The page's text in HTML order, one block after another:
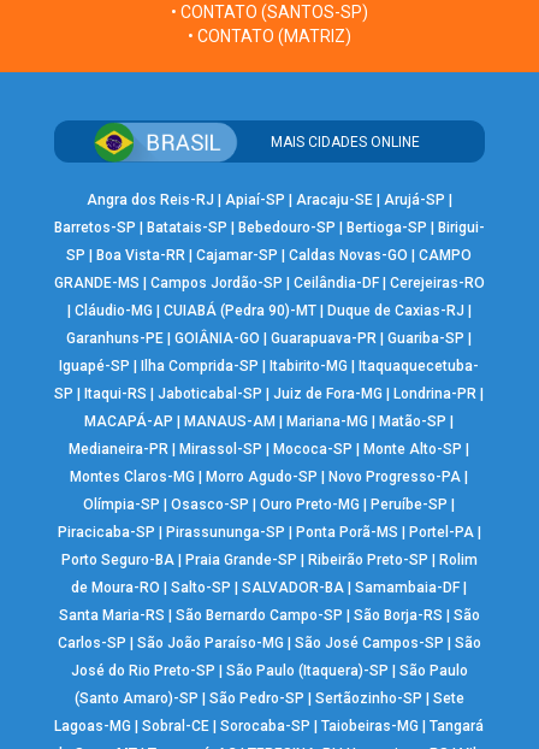
• CONTATO (SANTOS-SP)
• CONTATO (MATRIZ)
MAIS CIDADES ONLINE
Angra dos Reis-RJ | Apiaí-SP | Aracaju-SE| Arujá-SP |
Barretos-SP | Batatais-SP | Bebedouro-SP | Bertioga-SP | Birigui-
SP |Boa Vista-RR |Cajamar-SP |Caldas Novas-GO |CAMPO
GRANDE-MS | Campos Jordão-SP | Ceilândia-DF| Cerejeiras-RO
| Cláudio-MG | CUIABÁ (Pedra 90)-MT| Duque de Caxias-RJ |
Garanhuns-PE |GOIÂNIA-GO |Guarapuava-PR |Guariba-SP |
Iguapé-SP |Ilha Comprida-SP |Itabirito-MG |Itaquaquecetuba-
SP |Itaqui-RS |Jaboticabal-SP |Juiz de Fora-MG |Londrina-PR |
MACAPÁ-AP |MANAUS-AM |Mariana-MG |Matão-SP |
Medianeira-PR |Mirassol-SP |Mococa-SP |Monte Alto-SP |
Montes Claros-MG |Morro Agudo-SP |Novo Progresso-PA |
Olímpia-SP |Osasco-SP |Ouro Preto-MG |Peruíbe-SP |
Piracicaba-SP | Pirassununga-SP | Ponta Porã-MS | Portel-PA|
Porto Seguro-BA| Praia Grande-SP | Ribeirão Preto-SP | Rolim
de Moura-RO |Salto-SP |SALVADOR-BA |Samambaia-DF |
Santa Maria-RS | São Bernardo Campo-SP | São Borja-RS | São
Carlos-SP | São João Paraíso-MG | São José Campos-SP | São
José do Rio Preto-SP | São Paulo (Itaquera)-SP | São Paulo
(Santo Amaro)-SP | São Pedro-SP | Sertãozinho-SP | Sete
Lagoas-MG |Sobral-CE |Sorocaba-SP |Taiobeiras-MG |Tangará